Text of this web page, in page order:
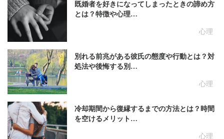
心理
既婚者を好きになってしまったときの諦め方
とは？特徴や心理…
心理
別れる前兆がある彼氏の態度や行動とは？対
処法や後悔する別…
心理
冷却期間から復縁するまでの方法とは？時間
を空けるメリット…